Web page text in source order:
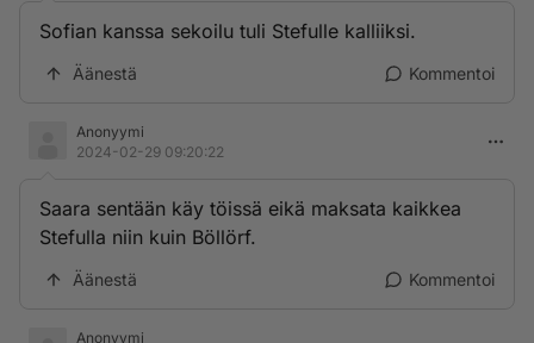
Sofian kanssa sekoilu tuli Stefulle kalliiksi.
Äänestä Kommentoi
Anonyymi
2024-02-29 09:20:22
Saara sentään käy töissä eikä maksata kaikkea
Stefulla niin kuin Böllörf.
Äänestä Kommentoi
Anonyymi